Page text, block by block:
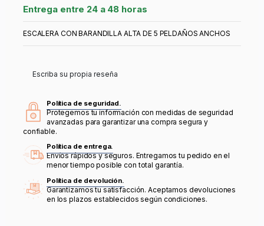
Entrega entre 24 a 48 horas
ESCALERA CON BARANDILLA ALTA DE 5 PELDAÑOS ANCHOS
Escriba su propia reseña
Política de seguridad.
Protegemos tu información con medidas de seguridad
avanzadas para garantizar una compra segura y
confiable.
Política de entrega.
Envíos rápidos y seguros. Entregamos tu pedido en el
menor tiempo posible con total garantía.
Política de devolución.
Garantizamos tu satisfacción. Aceptamos devoluciones
en los plazos establecidos según condiciones.